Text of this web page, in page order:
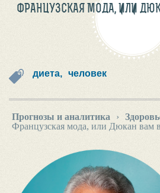
ФРАНЦУЗСКАЯ МОДА, ИЛИ
диета, человек
Прогнозы и аналитика ›
Французская мода, или Дюкан вам